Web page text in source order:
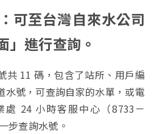
可至台灣自來水公司
」進行查詢。
共 11 碼，包含了站所、用戶編
水號，可查詢自家的水單，或電
24 小時客服中心（8733－
步查詢水號。